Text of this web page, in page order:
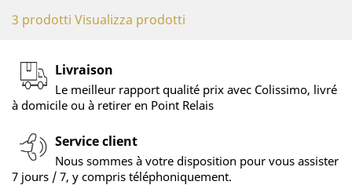
3 prodotti Visualizza prodotti
Livraison
Le meilleur rapport qualité prix avec Colissimo, livré
à domicile ou à retirer en Point Relais
Service client
Nous sommes à votre disposition pour vous assister
7 jours / 7, y compris téléphoniquement.